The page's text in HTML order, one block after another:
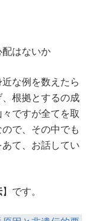
配はないか
な例を数えたら
根拠とするの成
ですが全てを取
で、その中でも
て、お話してい
】です。